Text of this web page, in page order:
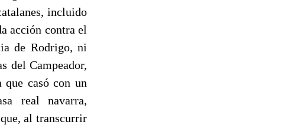
incluido
acción contra el
de Rodrigo, ni
del Campeador,
casó con un
real navarra,
al transcurrir